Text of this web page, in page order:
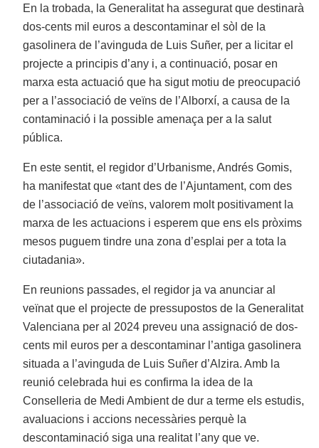
En la trobada, la Generalitat ha assegurat que destinarà
dos-cents mil euros a descontaminar el sòl de la
gasolinera de l’avinguda de Luis Suñer, per a licitar el
projecte a principis d’any i, a continuació, posar en
marxa esta actuació que ha sigut motiu de preocupació
per a l’associació de veïns de l’Alborxí, a causa de la
contaminació i la possible amenaça per a la salut
pública.
En este sentit, el regidor d’Urbanisme, Andrés Gomis,
ha manifestat que «tant des de l’Ajuntament, com des
de l’associació de veïns, valorem molt positivament la
marxa de les actuacions i esperem que ens els pròxims
mesos puguem tindre una zona d’esplai per a tota la
ciutadania».
En reunions passades, el regidor ja va anunciar al
veïnat que el projecte de pressupostos de la Generalitat
Valenciana per al 2024 preveu una assignació de dos-
cents mil euros per a descontaminar l’antiga gasolinera
situada a l’avinguda de Luis Suñer d’Alzira. Amb la
reunió celebrada hui es confirma la idea de la
Conselleria de Medi Ambient de dur a terme els estudis,
avaluacions i accions necessàries perquè la
descontaminació siga una realitat l’any que ve.